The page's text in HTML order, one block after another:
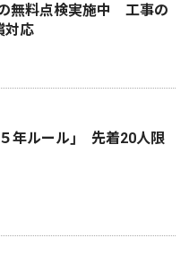
無料点検実施中 工事の
対応
年ルール｣ 先着20人限